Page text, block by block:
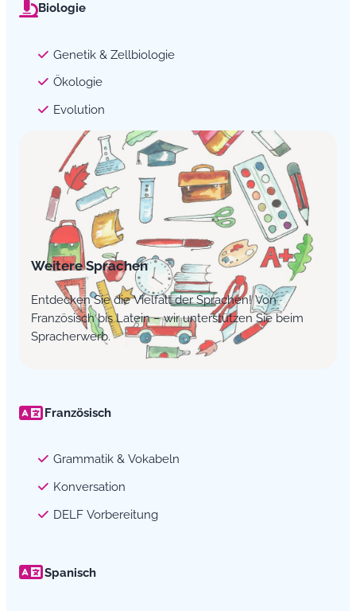
Biologie
Genetik & Zellbiologie
Ökologie
Evolution
Weitere Sprachen
Entdecken Sie die Vielfalt der Sprachen! Von
Französisch bis Latein – wir unterstützen Sie beim
Spracherwerb.
Französisch
Grammatik & Vokabeln
Konversation
DELF Vorbereitung
Spanisch